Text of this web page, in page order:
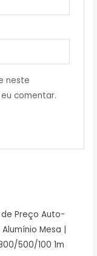
neste
comentar.